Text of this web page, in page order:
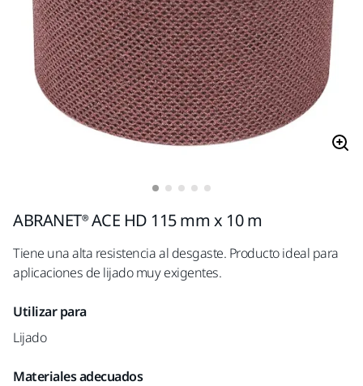
ABRANET® ACE HD 115 mm x 10 m
Tiene una alta resistencia al desgaste. Producto ideal para
aplicaciones de lijado muy exigentes.
Utilizar para
Lijado
Materiales adecuados